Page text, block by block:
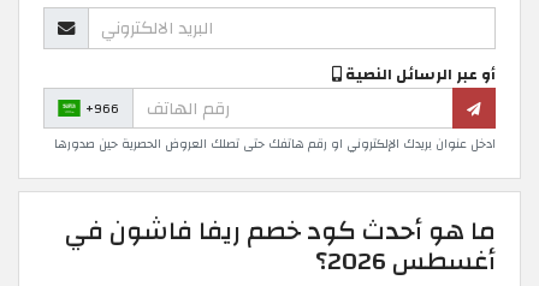
أو عبر الرسائل النصية
+966
ادخل عنوان بريدك الإلكتروني او رقم هاتفك حتى تصلك العروض الحصرية حين صدورها
ما هو أحدث كود خصم ريفا فاشون في
أغسطس 2026؟